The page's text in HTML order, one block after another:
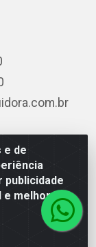
e de
publicidade
e melhorar a
42 -
410 -